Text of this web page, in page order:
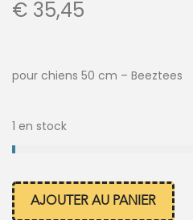
€ 35,45
pour chiens 50 cm – Beeztees
1 en stock
AJOUTER AU PANIER